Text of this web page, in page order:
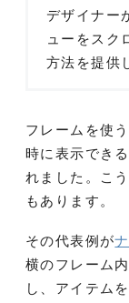
デザイナー
ューをスク
方法を提供
フレームを使
時に表示でき
れました。こ
もあります。
その代表例が
横のフレーム
し、アイテム